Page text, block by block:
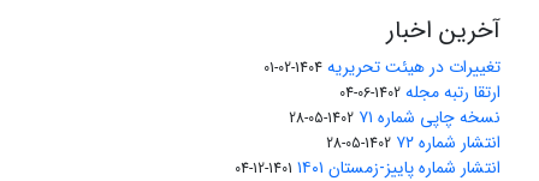
آخرین اخبار
تغییرات در هیئت تحریریه 1404-02-01
ارتقا رتبه مجله 1402-06-04
نسخه چاپی شماره ۷۱ 1402-05-28
انتشار شماره ۷۲ 1402-05-28
انتشار شماره پاییز-زمستان ۱۴۰۱ 1401-12-04